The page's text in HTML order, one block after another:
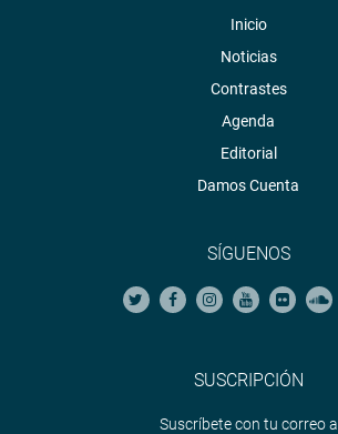
Inicio
Noticias
Contrastes
Agenda
Editorial
Damos Cuenta
SÍGUENOS
SUSCRIPCIÓN
Suscríbete con tu correo a